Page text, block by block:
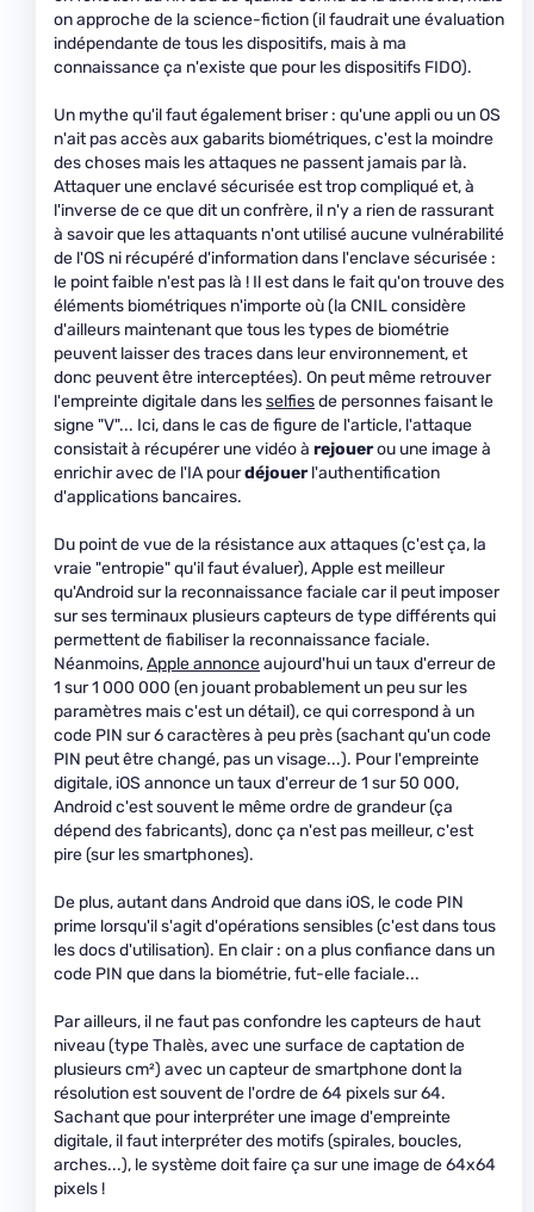
on approche de la science-fiction (il faudrait une évaluation
indépendante de tous les dispositifs, mais à ma
connaissance ça n'existe que pour les dispositifs FIDO).
Un mythe qu'il faut également briser : qu'une appli ou un OS
n'ait pas accès aux gabarits biométriques, c'est la moindre
des choses mais les attaques ne passent jamais par là.
Attaquer une enclavé sécurisée est trop compliqué et, à
l'inverse de ce que dit un confrère, il n'y a rien de rassurant
à savoir que les attaquants n'ont utilisé aucune vulnérabilité
de l'OS ni récupéré d'information dans l'enclave sécurisée :
le point faible n'est pas là ! Il est dans le fait qu'on trouve des
éléments biométriques n'importe où (la CNIL considère
d'ailleurs maintenant que tous les types de biométrie
peuvent laisser des traces dans leur environnement, et
donc peuvent être interceptées). On peut même retrouver
l'empreinte digitale dans lesselfiesde personnes faisant le
signe "V"... Ici, dans le cas de figure de l'article, l'attaque
consistait à récupérer une vidéo à rejouerou une image à
enrichir avec de l'IA pourdéjouerl'authentification
d'applications bancaires.
Du point de vue de la résistance aux attaques (c'est ça, la
vraie "entropie" qu'il faut évaluer), Apple est meilleur
qu'Android sur la reconnaissance faciale car il peut imposer
sur ses terminaux plusieurs capteurs de type différents qui
permettent de fiabiliser la reconnaissance faciale.
Néanmoins,Apple annonceaujourd'hui un taux d'erreur de
1 sur 1 000 000 (en jouant probablement un peu sur les
paramètres mais c'est un détail), ce qui correspond à un
code PIN sur 6 caractères à peu près (sachant qu'un code
PIN peut être changé, pas un visage...). Pour l'empreinte
digitale, iOS annonce un taux d'erreur de 1 sur 50 000,
Android c'est souvent le même ordre de grandeur (ça
dépend des fabricants), donc ça n'est pas meilleur, c'est
pire (sur les smartphones).
De plus, autant dans Android que dans iOS, le code PIN
prime lorsqu'il s'agit d'opérations sensibles (c'est dans tous
les docs d'utilisation). En clair : on a plus confiance dans un
code PIN que dans la biométrie, fut-elle faciale...
Par ailleurs, il ne faut pas confondre les capteurs de haut
niveau (type Thalès, avec une surface de captation de
plusieurs cm²) avec un capteur de smartphone dont la
résolution est souvent de l'ordre de 64 pixels sur 64.
Sachant que pour interpréter une image d'empreinte
digitale, il faut interpréter des motifs (spirales, boucles,
arches...), le système doit faire ça sur une image de 64x64
pixels !